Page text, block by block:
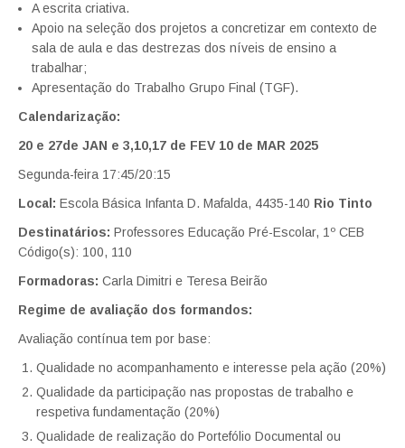
A escrita criativa.
Apoio na seleção dos projetos a concretizar em contexto de
sala de aula e das destrezas dos níveis de ensino a
trabalhar;
Apresentação do Trabalho Grupo Final (TGF).
Calendarização:
20 e 27de JAN e 3,10,17 de FEV 10 de MAR 2025
Segunda-feira 17:45/20:15
Local: Escola Básica Infanta D. Mafalda, 4435-140 Rio Tinto
Destinatários: Professores Educação Pré-Escolar, 1º CEB
Código(s): 100, 110
Formadoras: Carla Dimitri e Teresa Beirão
Regime de avaliação dos formandos:
Avaliação contínua tem por base:
Qualidade no acompanhamento e interesse pela ação (20%)
Qualidade da participação nas propostas de trabalho e
respetiva fundamentação (20%)
Qualidade de realização do Portefólio Documental ou